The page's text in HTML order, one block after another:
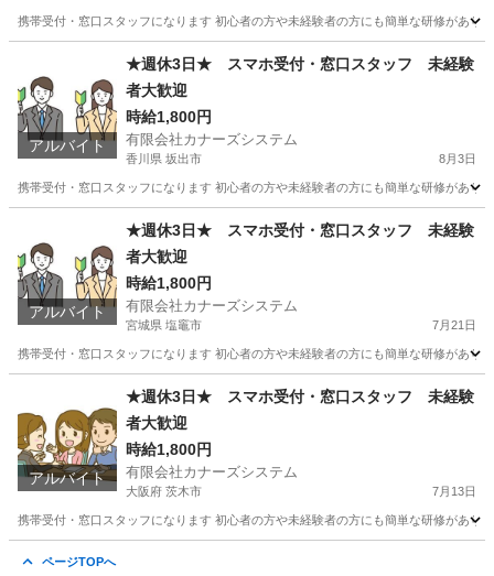
携帯受付・窓口スタッフになります 初心者の方や未経験者の方にも簡単な研修があ
携帯ショップ スタッフ
アルバイト
★週休3日★ スマホ受付・窓口スタッフ 未経験
者大歓迎
時給1,800円
有限会社カナーズシステム
香川県 坂出市 8月3日
携帯受付・窓口スタッフになります 初心者の方や未経験者の方にも簡単な研修があ
携帯ショップ スタッフ
アルバイト
★週休3日★ スマホ受付・窓口スタッフ 未経験
者大歓迎
時給1,800円
有限会社カナーズシステム
宮城県 塩竈市 7月21日
携帯受付・窓口スタッフになります 初心者の方や未経験者の方にも簡単な研修があ
携帯ショップ スタッフ
アルバイト
★週休3日★ スマホ受付・窓口スタッフ 未経験
者大歓迎
時給1,800円
有限会社カナーズシステム
大阪府 茨木市 7月13日
携帯受付・窓口スタッフになります 初心者の方や未経験者の方にも簡単な研修があ
ページTOPへ